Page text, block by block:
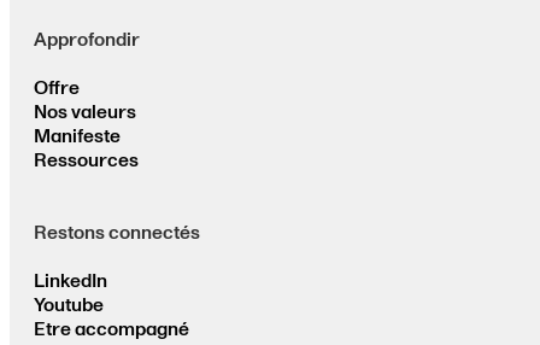
Approfondir
Offre
Nos valeurs
Manifeste
Ressources
Restons connectés
LinkedIn
Youtube
Etre accompagné